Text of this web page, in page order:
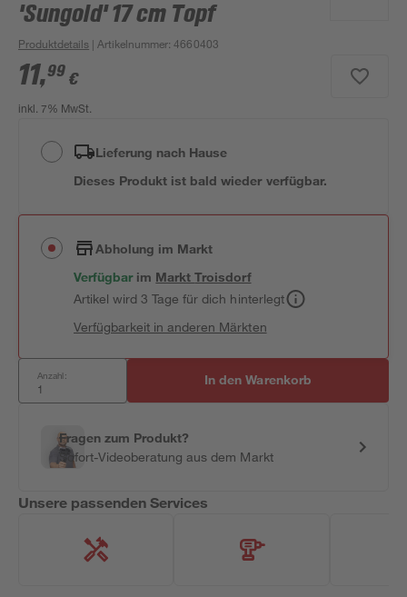
'Sungold' 17 cm Topf
Produktdetails | Artikelnummer:4660403
11,99 €
inkl. 7% MwSt.
Lieferung nach Hause
Dieses Produkt ist bald wieder verfügbar.
Abholung im Markt
Verfügbar im MarktTroisdorf
Artikel wird 3 Tage für dich hinterlegt
Verfügbarkeit in anderen Märkten
Anzahl: In den Warenkorb
Fragen zum Produkt?
Sofort-Videoberatung aus dem Markt
Unsere passenden Services